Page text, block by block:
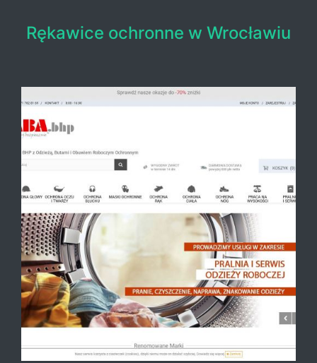
Rękawice ochronne w Wrocławiu